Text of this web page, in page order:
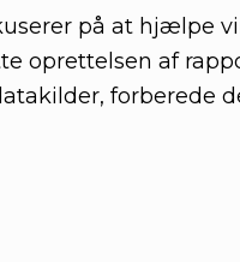
på at hjælpe
oprettelsen af
forberede